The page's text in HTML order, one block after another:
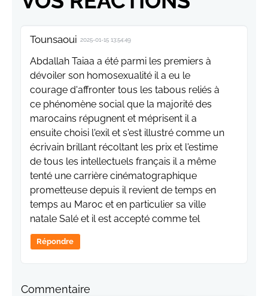
Tounsaoui 2025-01-15 13:54:49
Abdallah Taiaa a été parmi les premiers à
dévoiler son homosexualité il a eu le
courage d'affronter tous les tabous reliés à
ce phénomène social que la majorité des
marocains répugnent et méprisent il a
ensuite choisi l'exil et s'est illustré comme un
écrivain brillant récoltant les prix et l'estime
de tous les intellectuels français il a même
tenté une carrière cinématographique
prometteuse depuis il revient de temps en
temps au Maroc et en particulier sa ville
natale Salé et il est accepté comme tel
Répondre
Commentaire